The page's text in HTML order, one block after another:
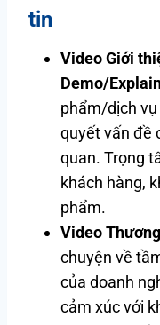
tin
Video Giới
Demo/
phẩm/dịch
quyết vấn đề
quan. Trọng
khách hàng,
phẩm.
Video
chuyện về
của doanh
cảm xúc với